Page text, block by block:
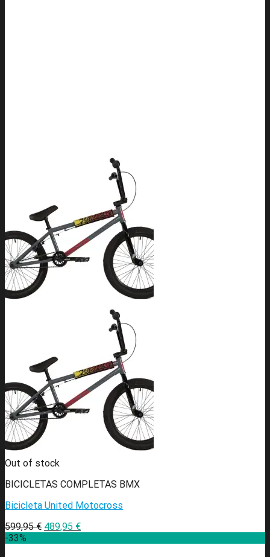
Out of stock
BICICLETAS COMPLETAS BMX
Bicicleta United Motocross
599,95€ 489,95 €
-33%